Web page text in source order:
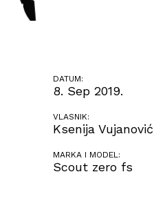
DATUM:
8. Sep 2019.
VLASNIK:
Ksenija Vujanović
MARKA I MODEL:
Scout zero fs